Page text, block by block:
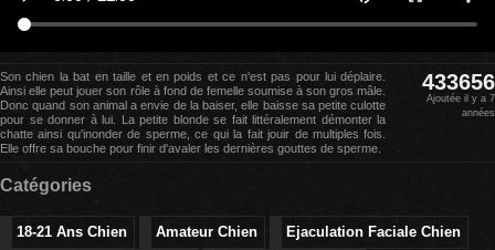
Son chien la bat en taille et en poids et ce n'est pas pour lui déplaire.
Ainsi elle peut jouer son rôle à fond de femelle soumise à son gros mâle.
Donc quand son animal a envie de la baiser, elle baisse sa petite culotte
pour se donner à lui. La petite blonde se fait littéralement démonter la
chatte ainsi qu'inonder de sperme, ce qui la fait jouir de multiples fois.
Elle offre sa bouche pour finir d'avaler les dernières gouttes de sperme.
433656
Ajoutée il y a 7
années
Catégories
18-21 Ans Chien Amateur Chien
Ejaculation Faciale Chien